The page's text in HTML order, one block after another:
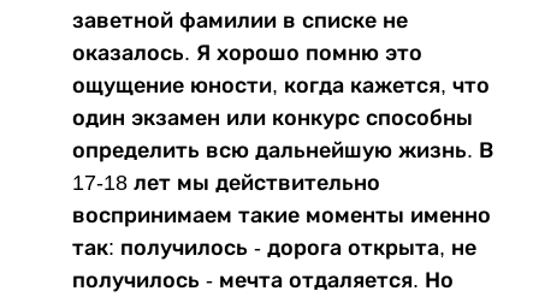
заветной фамилии в списке не
оказалось. Я хорошо помню это
ощущение юности, когда кажется, что
один экзамен или конкурс способны
определить всю дальнейшую жизнь. В
17-18 лет мы действительно
воспринимаем такие моменты именно
так: получилось - дорога открыта, не
получилось - мечта отдаляется. Но